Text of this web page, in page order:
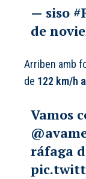
— siso
de
Arriben amb
de 122 km/h
Vamos
ráfaga